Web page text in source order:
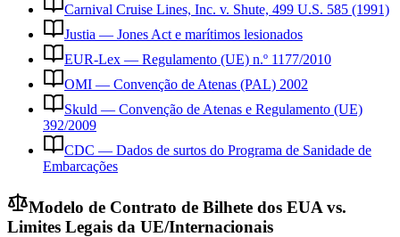
Carnival Cruise Lines, Inc. v. Shute, 499 U.S. 585 (1991)
Justia — Jones Act e marítimos lesionados
EUR-Lex — Regulamento (UE) n.º 1177/2010
OMI — Convenção de Atenas (PAL) 2002
Skuld — Convenção de Atenas e Regulamento (UE)
392/2009
CDC — Dados de surtos do Programa de Sanidade de
Embarcações
Modelo de Contrato de Bilhete dos EUA vs.
Limites Legais da UE/Internacionais